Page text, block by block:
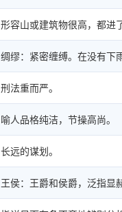
形容山或建筑物很高，都进
绸缪：紧密缠缚。在没有下
刑法重而严。
喻人品格纯洁，节操高尚。
长远的谋划。
王侯：王爵和侯爵，泛指显